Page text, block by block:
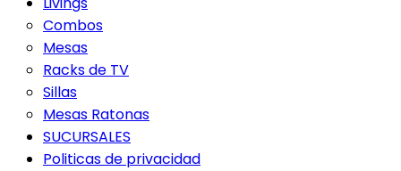
Combos
Mesas
Racks de TV
Sillas
Mesas Ratonas
SUCURSALES
Politicas de privacidad